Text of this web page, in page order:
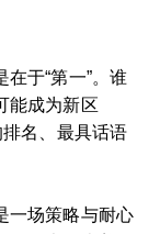
于“第一”。谁
能成为新区
排名、最具话语
一场策略与耐心